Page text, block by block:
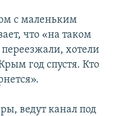
с маленьким
что «на таком
переезжали, хотели
год спустя. Кто
ведут канал под